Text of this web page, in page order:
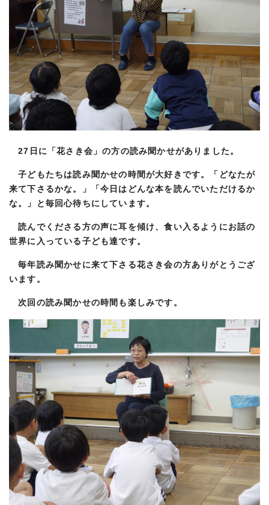
27日に「花さき会」の方の読み聞かせがありました。
子どもたちは読み聞かせの時間が大好きです。「どなたが
来て下さるかな。」「今日はどんな本を読んでいただけるか
な。」と毎回心待ちにしています。
読んでくださる方の声に耳を傾け、食い入るようにお話の
世界に入っている子ども達です。
毎年読み聞かせに来て下さる花さき会の方ありがとうござ
います。
次回の読み聞かせの時間も楽しみです。